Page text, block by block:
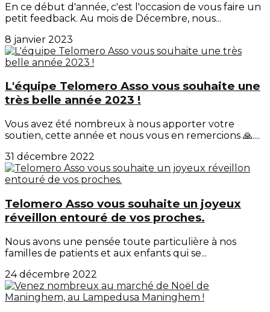
En ce début d'année, c'est l'occasion de vous faire un
petit feedback. Au mois de Décembre, nous...
8 janvier 2023
L'équipe Telomero Asso vous souhaite une
très belle année 2023 !
Vous avez été nombreux à nous apporter votre
soutien, cette année et nous vous en remercions 🙏....
31 décembre 2022
Telomero Asso vous souhaite un joyeux
réveillon entouré de vos proches.
Nous avons une pensée toute particulière à nos
familles de patients et aux enfants qui se...
24 décembre 2022